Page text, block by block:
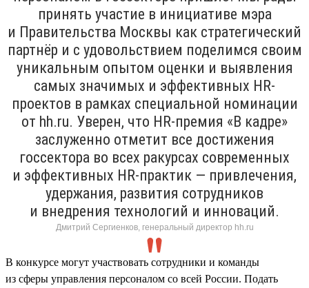
принять участие в инициативе мэра
и Правительства Москвы как стратегический
партнёр и с удовольствием поделимся своим
уникальным опытом оценки и выявления
самых значимых и эффективных HR-
проектов в рамках специальной номинации
от hh.ru. Уверен, что HR-премия «В кадре»
заслуженно отметит все достижения
госсектора во всех ракурсах современных
и эффективных HR-практик — привлечения,
удержания, развития сотрудников
и внедрения технологий и инноваций.
Дмитрий Сергиенков, генеральный директор hh.ru
В конкурсе могут участвовать сотрудники и команды
из сферы управления персоналом со всей России. Подать